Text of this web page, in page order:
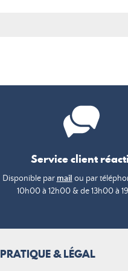
Service client
Disponible par mail ou par
10h00 à 12h00 & de 13h00 à
PRATIQUE & LÉGAL